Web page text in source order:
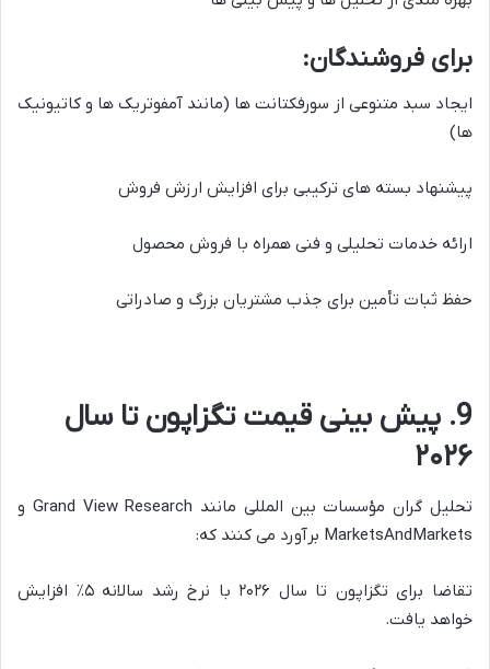
برای فروشندگان:
ایجاد سبد متنوعی از سورفکتانت ها (مانند آمفوتریک ها و کاتیونیک
ها)
پیشنهاد بسته های ترکیبی برای افزایش ارزش فروش
ارائه خدمات تحلیلی و فنی همراه با فروش محصول
حفظ ثبات تأمین برای جذب مشتریان بزرگ و صادراتی
9. پیش بینی قیمت تگزاپون تا سال
۲۰۲۶
تحلیل گران مؤسسات بین المللی مانند Grand View Research و
MarketsAndMarkets برآورد می کنند که:
تقاضا برای تگزاپون تا سال ۲۰۲۶ با نرخ رشد سالانه ۵٪ افزایش
خواهد یافت.